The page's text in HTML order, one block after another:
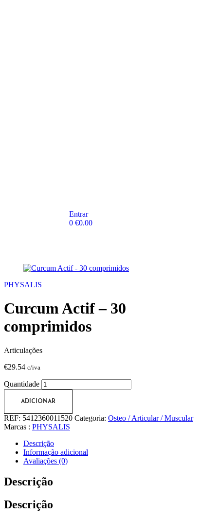
Entrar
0 €0.00
PHYSALIS
Curcum Actif – 30
comprimidos
Articulações
€29.54 c/iva
Quantidade
ADICIONAR
REF: 5412360011520 Categoria: Osteo / Articular / Muscular
Marcas : PHYSALIS
Descrição
Informação adicional
Avaliações (0)
Descrição
Descrição